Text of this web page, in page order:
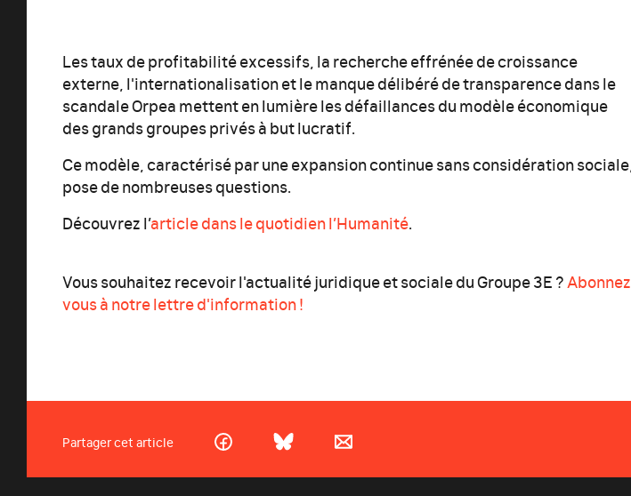
Les taux de profitabilité excessifs, la recherche effrénée de croissance
externe, l'internationalisation et le manque délibéré de transparence dans le
scandale Orpea mettent en lumière les défaillances du modèle économique
des grands groupes privés à but lucratif.
Ce modèle, caractérisé par une expansion continue sans considération sociale,
pose de nombreuses questions.
Découvrez l’article dans le quotidien l’Humanité.
Vous souhaitez recevoir l'actualité juridique et sociale du Groupe 3E ?Abonnez
vous à notre lettre d'information !
Partager cet article